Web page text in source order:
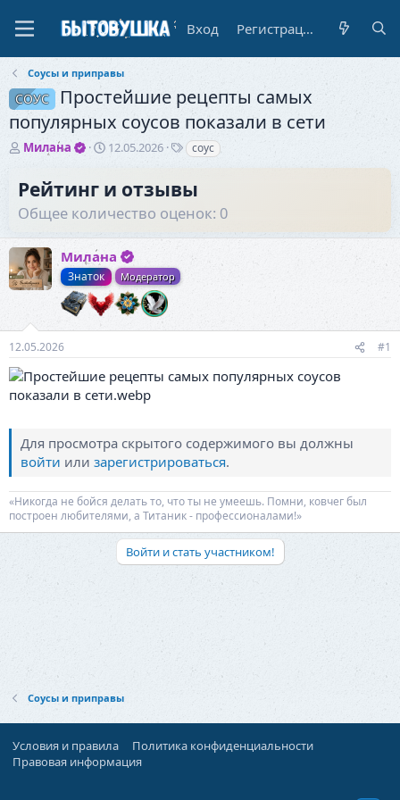
Вход Регистрация
Соусы и приправы
СОУС
Простейшие рецепты самых
популярных соусов показали в сети
А
о
р
е
м
ы
Милана
Д
а
н
ч
а
л
а
12.05.2026
Т
и
соус
Рейтинг и отзывы
Общее количество оценок: 0
Милана
Знаток Модератор
12.05.2026 #1
Для просмотра скрытого содержимого вы должны
войти или зарегистрироваться.
«Никогда не бойся делать то, что ты не умеешь. Помни, ковчег был
построен любителями, а Титаник - профессионалами!»
Войти и стать участником!
Соусы и приправы
Условия и правила
Политика конфиденциальности
Правовая информация